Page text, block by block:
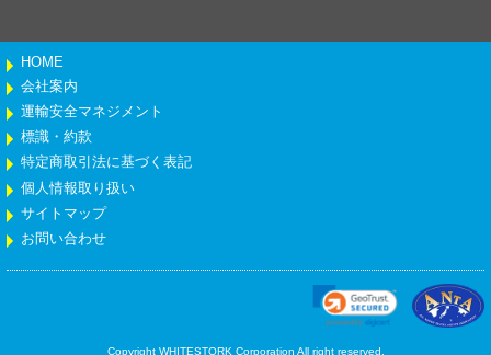
HOME
会社案内
運輸安全マネジメント
標識・約款
特定商取引法に基づく表記
個人情報取り扱い
サイトマップ
お問い合わせ
Copyright WHITESTORK Corporation All right reserved.